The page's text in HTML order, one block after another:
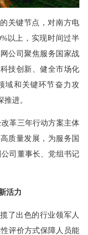
关键节点，对南方电
以上，实现时间过半
公司聚焦服务国家战
技创新、健全市场化
域和关键环节奋力攻
进。
革三年行动方案主体
质量发展，为服务国
司董事长、党组书记
活力
了出色的行业领军人
评价方式保障人员能